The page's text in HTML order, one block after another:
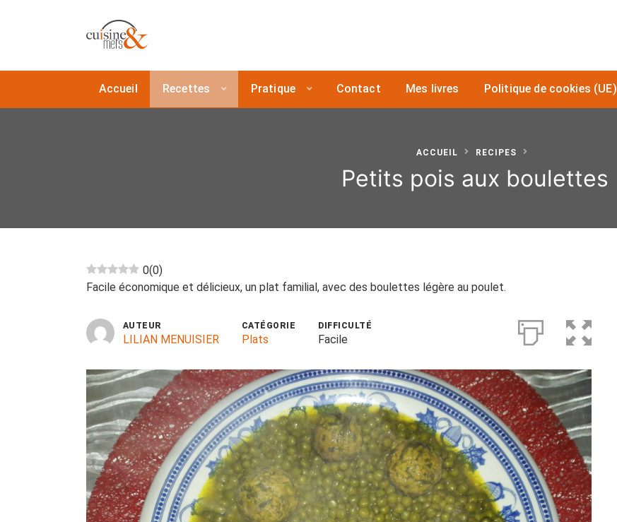
Accueil Recettes Pratique Contact Mes livres Politique de cookies (UE)
ACCUEIL RECIPES
Petits pois aux boulettes
0(0)
Facile économique et délicieux, un plat familial, avec des boulettes légère au poulet.
AUTEUR
LILIAN MENUISIER
CATÉGORIE
Plats
DIFFICULTÉ
Facile